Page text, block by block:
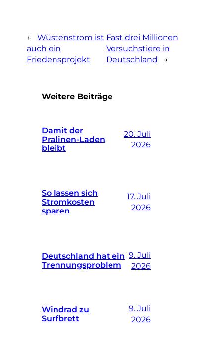
← Wüstenstrom ist
auch ein
Friedensprojekt
Fast drei Millionen
Versuchstiere in
Deutschland
→
Weitere Beiträge
Damit der
Pralinen-Laden
bleibt
20. Juli
2026
So lassen sich
Stromkosten
sparen
17. Juli
2026
Deutschland hat ein
Trennungsproblem
9. Juli
2026
Windrad zu
Surfbrett
9. Juli
2026